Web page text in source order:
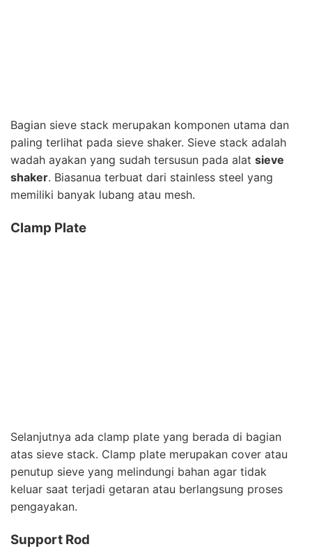
Bagian sieve stack merupakan komponen utama dan
paling terlihat pada sieve shaker. Sieve stack adalah
wadah ayakan yang sudah tersusun pada alat sieve
shaker. Biasanua terbuat dari stainless steel yang
memiliki banyak lubang atau mesh.
Clamp Plate
Selanjutnya ada clamp plate yang berada di bagian
atas sieve stack. Clamp plate merupakan cover atau
penutup sieve yang melindungi bahan agar tidak
keluar saat terjadi getaran atau berlangsung proses
pengayakan.
Support Rod